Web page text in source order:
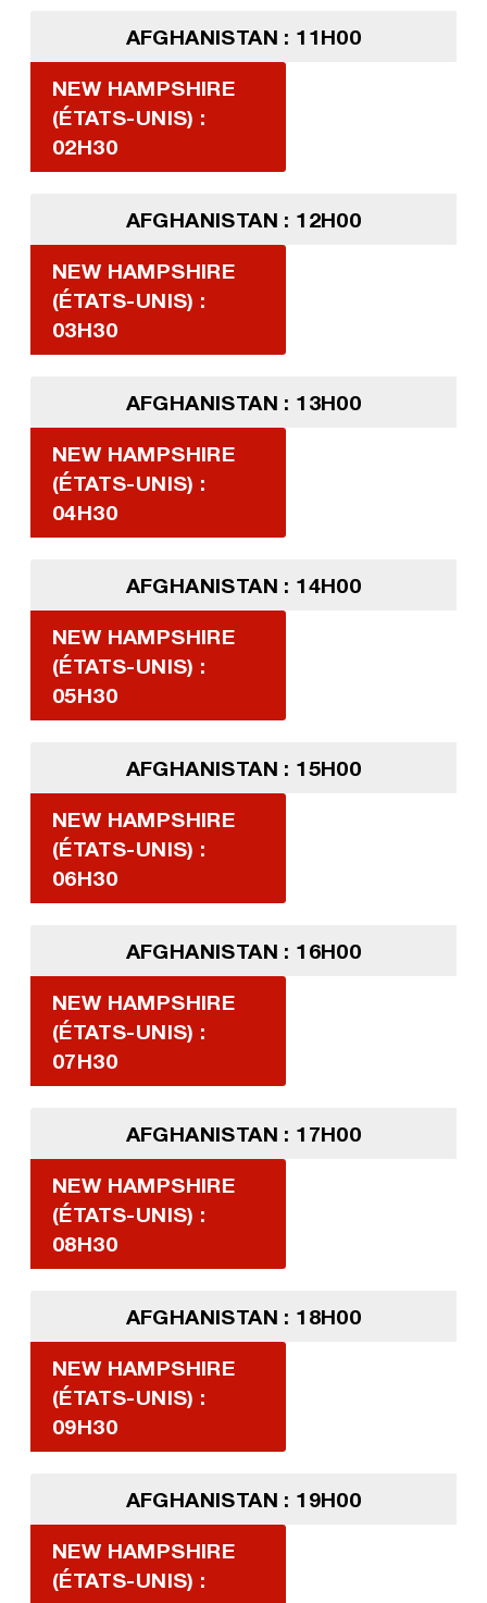
AFGHANISTAN : 11H00
NEW HAMPSHIRE
(ÉTATS-UNIS) :
02H30
AFGHANISTAN : 12H00
NEW HAMPSHIRE
(ÉTATS-UNIS) :
03H30
AFGHANISTAN : 13H00
NEW HAMPSHIRE
(ÉTATS-UNIS) :
04H30
AFGHANISTAN : 14H00
NEW HAMPSHIRE
(ÉTATS-UNIS) :
05H30
AFGHANISTAN : 15H00
NEW HAMPSHIRE
(ÉTATS-UNIS) :
06H30
AFGHANISTAN : 16H00
NEW HAMPSHIRE
(ÉTATS-UNIS) :
07H30
AFGHANISTAN : 17H00
NEW HAMPSHIRE
(ÉTATS-UNIS) :
08H30
AFGHANISTAN : 18H00
NEW HAMPSHIRE
(ÉTATS-UNIS) :
09H30
AFGHANISTAN : 19H00
NEW HAMPSHIRE
(ÉTATS-UNIS) :